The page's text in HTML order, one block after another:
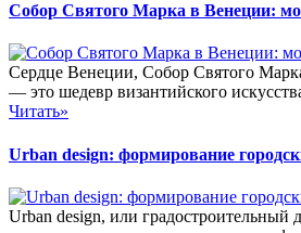
Собор Святого Марка в Венеции:
Сердце Венеции, Собор Святого
— это шедевр византийского
Читать»
Urban design: формирование
Urban design, или градостроительный